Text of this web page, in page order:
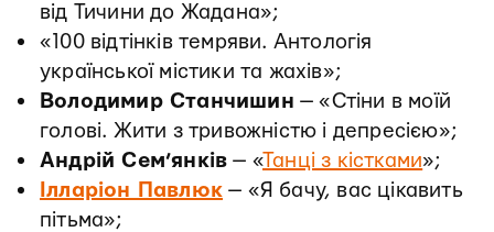
від Тичини до Жадана»;
«100 відтінків темряви. Антологія
української містики та жахів»;
Володимир Станчишин — «Стіни в моїй
голові. Жити з тривожністю і депресією»;
Андрій Сем’янків — «Танці з кістками»;
Ілларіон Павлюк — «Я бачу, вас цікавить
пітьма»;